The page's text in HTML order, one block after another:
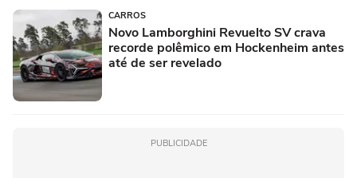
CARROS
Novo Lamborghini Revuelto SV crava
recorde polêmico em Hockenheim antes
até de ser revelado
PUBLICIDADE